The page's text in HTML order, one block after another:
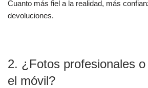
Cuanto más fiel a la realidad, más
devoluciones.
2. ¿Fotos profesionales
el móvil?